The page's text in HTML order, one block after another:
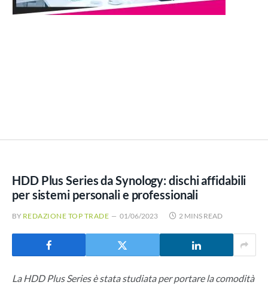
HDD Plus Series da Synology: dischi affidabili
per sistemi personali e professionali
BY REDAZIONE TOP TRADE 01/06/2023 2 MINS READ
La HDD Plus Series è stata studiata per portare la comodità